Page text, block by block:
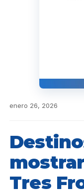
enero 26, 2026
Tres